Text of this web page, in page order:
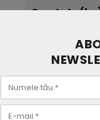
Greutate
Certificari